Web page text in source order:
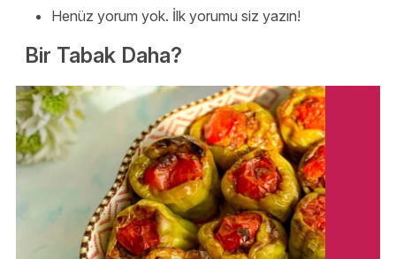
Henüz yorum yok. İlk yorumu siz yazın!
Bir Tabak Daha?